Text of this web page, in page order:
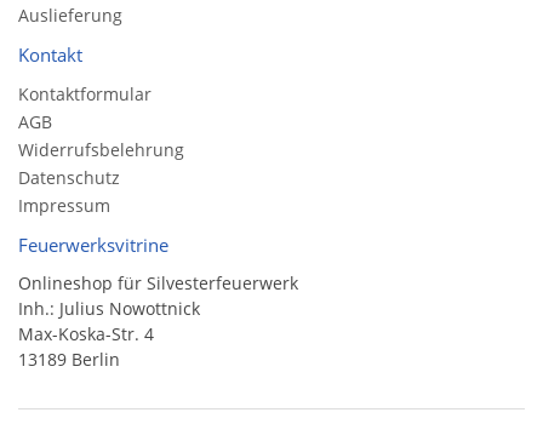
Auslieferung
Kontakt
Kontaktformular
AGB
Widerrufsbelehrung
Datenschutz
Impressum
Feuerwerksvitrine
Onlineshop für Silvesterfeuerwerk
Inh.: Julius Nowottnick
Max-Koska-Str. 4
13189 Berlin